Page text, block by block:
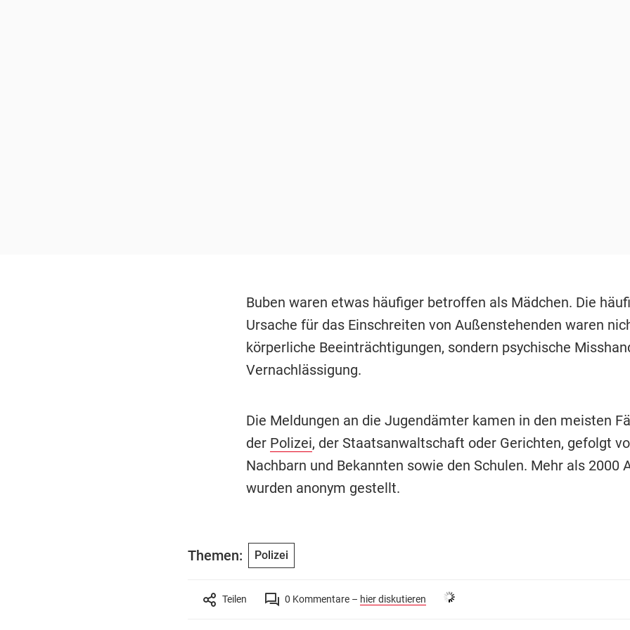
Buben waren etwas häufiger betroffen als Mädchen. Die
Ursache für das Einschreiten von Außenstehenden waren
körperliche Beeinträchtigungen, sondern psychische
Vernachlässigung.
Die Meldungen an die Jugendämter kamen in den meisten
der Polizei, der Staatsanwaltschaft oder Gerichten, gefolgt
Nachbarn und Bekannten sowie den Schulen. Mehr als 2000
wurden anonym gestellt.
Themen: Polizei
Teilen 0 Kommentare – hier diskutieren